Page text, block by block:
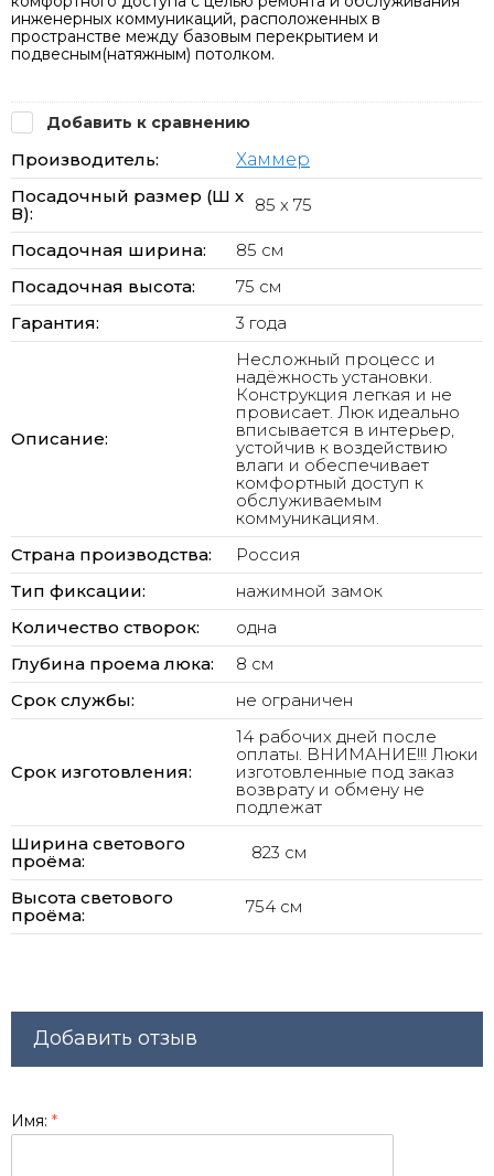
инженерных коммуникаций, расположенных в
пространстве между базовым перекрытием и
подвесным(натяжным) потолком.
Добавить к сравнению
Производитель:
Хаммер
Посадочный размер (Ш х
В):
85 x 75
Посадочная ширина:
85 см
Посадочная высота:
75 см
Гарантия:
3 года
Описание:
Несложный процесс и
надёжность установки.
Конструкция легкая и не
провисает. Люк идеально
вписывается в интерьер,
устойчив к воздействию
влаги и обеспечивает
комфортный доступ к
обслуживаемым
коммуникациям.
Страна производства:
Россия
Тип фиксации:
нажимной замок
Количество створок:
одна
Глубина проема люка:
8 см
Срок службы:
не ограничен
Срок изготовления:
14 рабочих дней после
оплаты. ВНИМАНИЕ!!! Люки
изготовленные под заказ
возврату и обмену не
подлежат
Ширина светового
проёма:
823 см
Высота светового
проёма:
754 см
Добавить отзыв
Имя: *